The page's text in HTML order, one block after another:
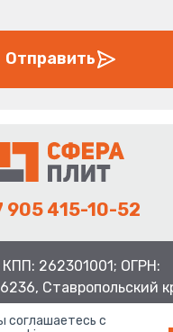
Отправить
905 415-10-52
262301001; ОГРН:
Ставропольский
соглашаетесь с